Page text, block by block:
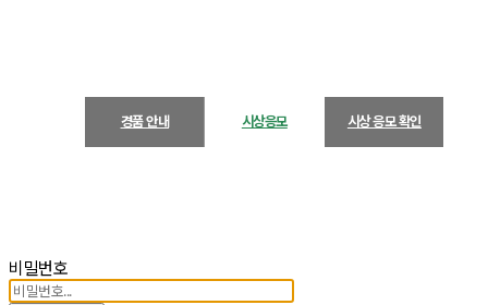
경품 안내 시상응모 시상 응모 확인
비밀번호